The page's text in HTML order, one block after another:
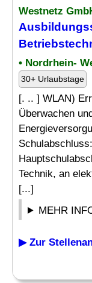
Westnetz
• Nordrhein-
30+ Urlaubstage
[. .. ] WLAN)
Überwachen
Technik, an
[...]
MEHR
▶ Zur